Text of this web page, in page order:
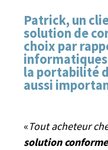
Patrick, un
solution de
choix par
la portabilité
aussi
«Tout acheteur
solution